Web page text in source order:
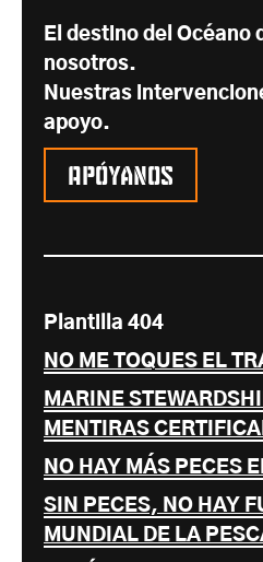
El destino del Océano
nosotros.
Nuestras
apoyo.
Apóyanos
Plantilla 404
NO ME TOQUES EL
MARINE
MENTIRAS
NO HAY MÁS PECES
SIN PECES, NO HAY
MUNDIAL DE LA